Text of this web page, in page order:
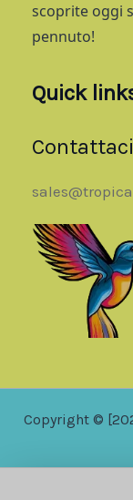
scoprite oggi
pennuto!
Quick
Contattaci
Copyright ©